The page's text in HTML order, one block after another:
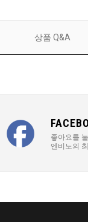
상품 Q&A
좋아요를
엔비노의